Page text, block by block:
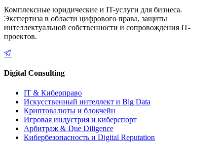
Комплексные юридические и IT-услуги для бизнеса.
Экспертиза в области цифрового права, защиты
интеллектуальной собственности и сопровождения IT-
проектов.
Digital Consulting
IT & Киберправо
Искусственный интеллект и Big Data
Криптовалюты и блокчейн
Игровая индустрия и киберспорт
Арбитраж & Due Diligence
Кибербезопасность и Digital Reputation